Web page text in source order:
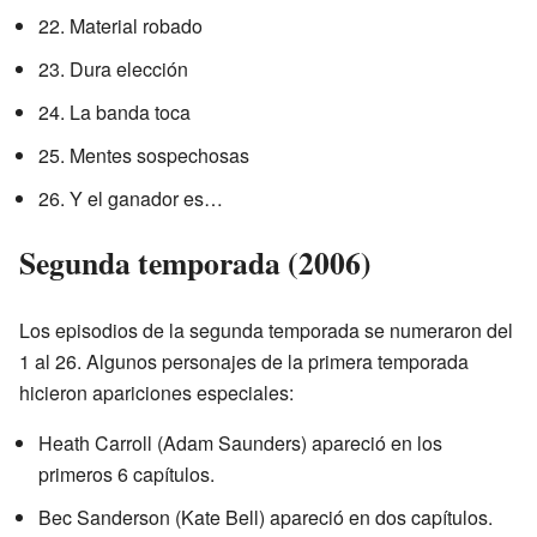
22. Material robado
23. Dura elección
24. La banda toca
25. Mentes sospechosas
26. Y el ganador es…
Segunda temporada (2006)
Los episodios de la segunda temporada se numeraron del
1 al 26. Algunos personajes de la primera temporada
hicieron apariciones especiales:
Heath Carroll (Adam Saunders) apareció en los
primeros 6 capítulos.
Bec Sanderson (Kate Bell) apareció en dos capítulos.